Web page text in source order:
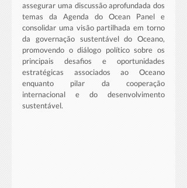
assegurar uma discussão aprofundada dos
temas da Agenda do Ocean Panel e
consolidar uma visão partilhada em torno
da governação sustentável do Oceano,
promovendo o diálogo político sobre os
principais desafios e oportunidades
estratégicas associados ao Oceano
enquanto pilar da cooperação
internacional e do desenvolvimento
sustentável.